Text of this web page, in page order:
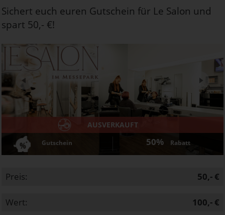
Sichert euch euren Gutschein für Le Salon und
spart 50,- €!
AUSVERKAUFT
Gutschein 50% Rabatt
Next
Preis: 50,- €
Wert: 100,- €